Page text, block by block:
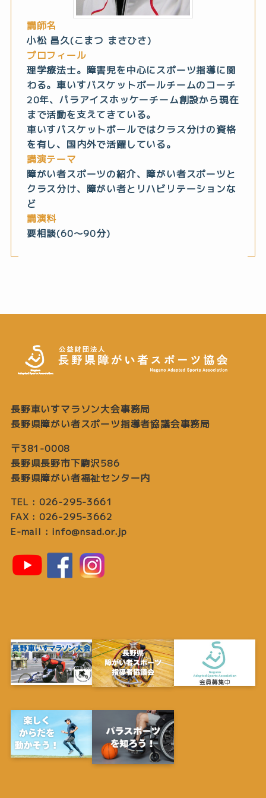
講師名
小松 昌久(こまつ まさひさ)
プロフィール
理学療法士。障害児を中心にスポーツ指導に関
わる。車いすバスケットボールチームのコーチ
20年、パラアイスホッケーチーム創設から現在
まで活動を支えてきている。
車いすバスケットボールではクラス分けの資格
を有し、国内外で活躍している。
講演テーマ
障がい者スポーツの紹介、障がい者スポーツと
クラス分け、障がい者とリハビリテーションな
ど
講演料
要相談(60～90分)
長野車いすマラソン大会事務局
長野県障がい者スポーツ指導者協議会事務局
〒381-0008
長野県長野市下駒沢586
長野県障がい者福祉センター内
TEL : 026-295-3661
FAX : 026-295-3662
E-mail : info@nsad.or.jp